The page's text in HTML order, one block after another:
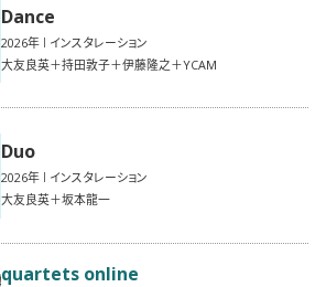
Dance
2026
インスタレーション
大友良英＋持田敦子＋伊藤隆之＋YCAM
Duo
2026
インスタレーション
大友良英＋坂本龍一
quartets online